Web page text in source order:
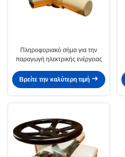
Πληροφοριακό σήμα για την
παραγωγή ηλεκτρικής ενέργειας
Βρείτε την καλύτερη τιμή